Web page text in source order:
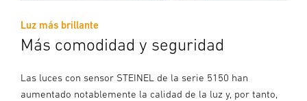
Luz más brillante
Más comodidad y seguridad
Las luces con sensor STEINEL de la serie 5150 han
aumentado notablemente la calidad de la luz y, por tanto,